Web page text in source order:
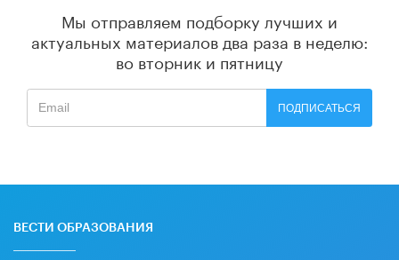
Мы отправляем подборку лучших и
актуальных материалов два раза в неделю:
во вторник и пятницу
ПОДПИСАТЬСЯ
ВЕСТИ ОБРАЗОВАНИЯ